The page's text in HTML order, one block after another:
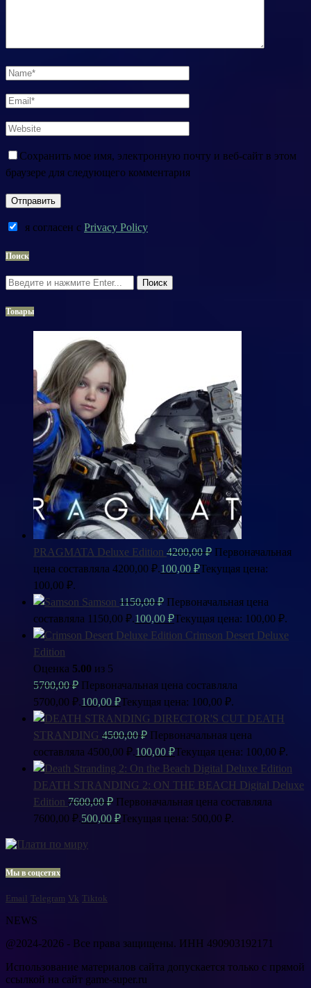
Сохранить мое имя, электронную почту и веб-сайт в этом
браузере для следующего комментария
я согласен c Privacy Policy
Поиск
Поиск
Товары
PRAGMATA Deluxe Edition 4200,00₽ Первоначальная
цена составляла 4200,00 ₽.100,00 ₽Текущая цена:
100,00 ₽.
Samson 1150,00₽ Первоначальная цена
составляла 1150,00 ₽.100,00 ₽Текущая цена: 100,00 ₽.
Crimson Desert Deluxe
Edition
Оценка 5.00 из 5
5700,00₽ Первоначальная цена составляла
5700,00 ₽.100,00 ₽Текущая цена: 100,00 ₽.
DEATH
STRANDING 4500,00₽ Первоначальная цена
составляла 4500,00 ₽.100,00 ₽Текущая цена: 100,00 ₽.
DEATH STRANDING 2: ON THE BEACH Digital Deluxe
Edition 7600,00₽ Первоначальная цена составляла
7600,00 ₽.500,00 ₽Текущая цена: 500,00 ₽.
Мы в соцсетях
Email Telegram Vk Tiktok
NEWS
@2024-2026 - Все права защищены. ИНН 490903192171
Использование материалов сайта допускается только с прямой
ссылкой на сайт game-super.ru